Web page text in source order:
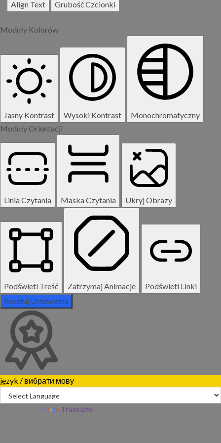
Align Text Grubość Czcionki
Moduły Kolorów
Jasny Kontrast Wysoki Kontrast
Monochromatyczny
Moduły Orientacji
Linia Czytania Maska Czytania Ukryj Obrazy
Podświetl Treść Zatrzymaj Animacje
Podświetl Linki
Resetuj Ustawienia
/ вибрати мову
Translate